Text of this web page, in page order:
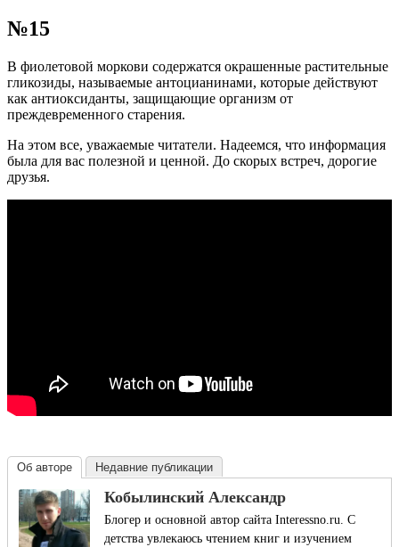
№15
В фиолетовой моркови содержатся окрашенные растительные
гликозиды, называемые антоцианинами, которые действуют
как антиоксиданты, защищающие организм от
преждевременного старения.
На этом все, уважаемые читатели. Надеемся, что информация
была для вас полезной и ценной. До скорых встреч, дорогие
друзья.
Об авторе Недавние публикации
Кобылинский Александр
Блогер и основной автор сайта Interessno.ru. С
детства увлекаюсь чтением книг и изучением